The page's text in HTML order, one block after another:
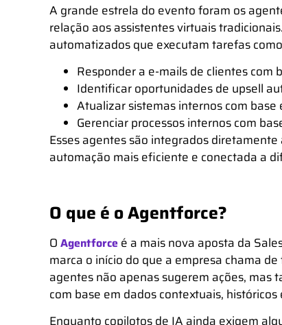
A grande estrela do evento foram os
relação aos assistentes virtuais
automatizados que executam tarefas
Responder a e-mails de clientes com
Identificar oportunidades de upsell
Atualizar sistemas internos com
Gerenciar processos internos com
Esses agentes são integrados diretamente
automação mais eficiente e conectada a
O que é o Agentforce?
O Agentforce é a mais nova aposta da
marca o início do que a empresa chama de
agentes não apenas sugerem ações, mas
com base em dados contextuais,
Enquanto copilotos de IA ainda exigem